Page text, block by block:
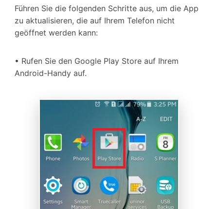
Führen Sie die folgenden Schritte aus, um die App
zu aktualisieren, die auf Ihrem Telefon nicht
geöffnet werden kann:
• Rufen Sie den Google Play Store auf Ihrem
Android-Handy auf.